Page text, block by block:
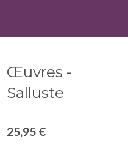
Œuvres -
Salluste
25,95 €